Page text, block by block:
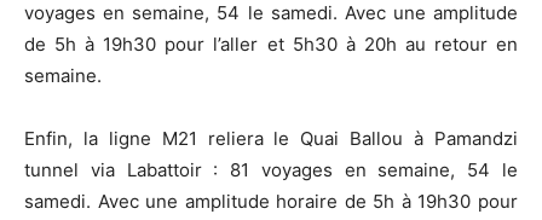
voyages en semaine, 54 le samedi. Avec une amplitude
de 5h à 19h30 pour l’aller et 5h30 à 20h au retour en
semaine.
Enfin, la ligne M21 reliera le Quai Ballou à Pamandzi
tunnel via Labattoir : 81 voyages en semaine, 54 le
samedi. Avec une amplitude horaire de 5h à 19h30 pour